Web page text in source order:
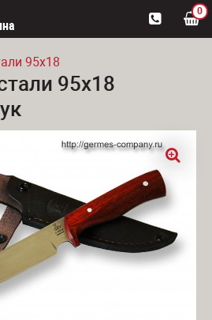
0
95х18
95х18